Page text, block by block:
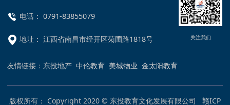
电话： 0791-83855079
地址： 江西省南昌市经开区菊圃路1818号 关注我们
友情链接： 东投地产 中伦教育 美城物业 金太阳教育
版权所有： Copyright 2020 © 东投教育文化发展有限公司 赣ICP